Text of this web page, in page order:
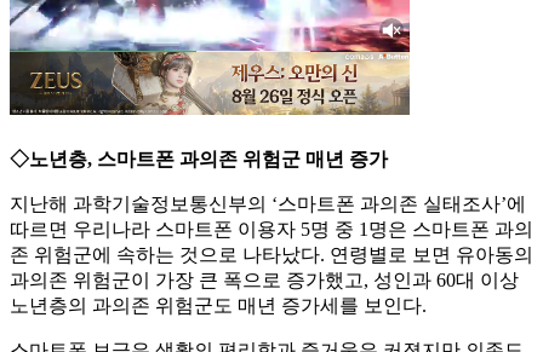
◇노년층, 스마트폰 과의존 위험군 매년 증가
지난해 과학기술정보통신부의 ‘스마트폰 과의존 실태조사’에
따르면 우리나라 스마트폰 이용자 5명 중 1명은 스마트폰 과의
존 위험군에 속하는 것으로 나타났다. 연령별로 보면 유아동의
과의존 위험군이 가장 큰 폭으로 증가했고, 성인과 60대 이상
노년층의 과의존 위험군도 매년 증가세를 보인다.